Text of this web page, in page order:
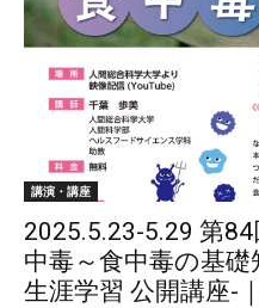
講演・講座
2025.5.23-5.29 第
中毒～食中毒の基
生涯学習 公開講座-